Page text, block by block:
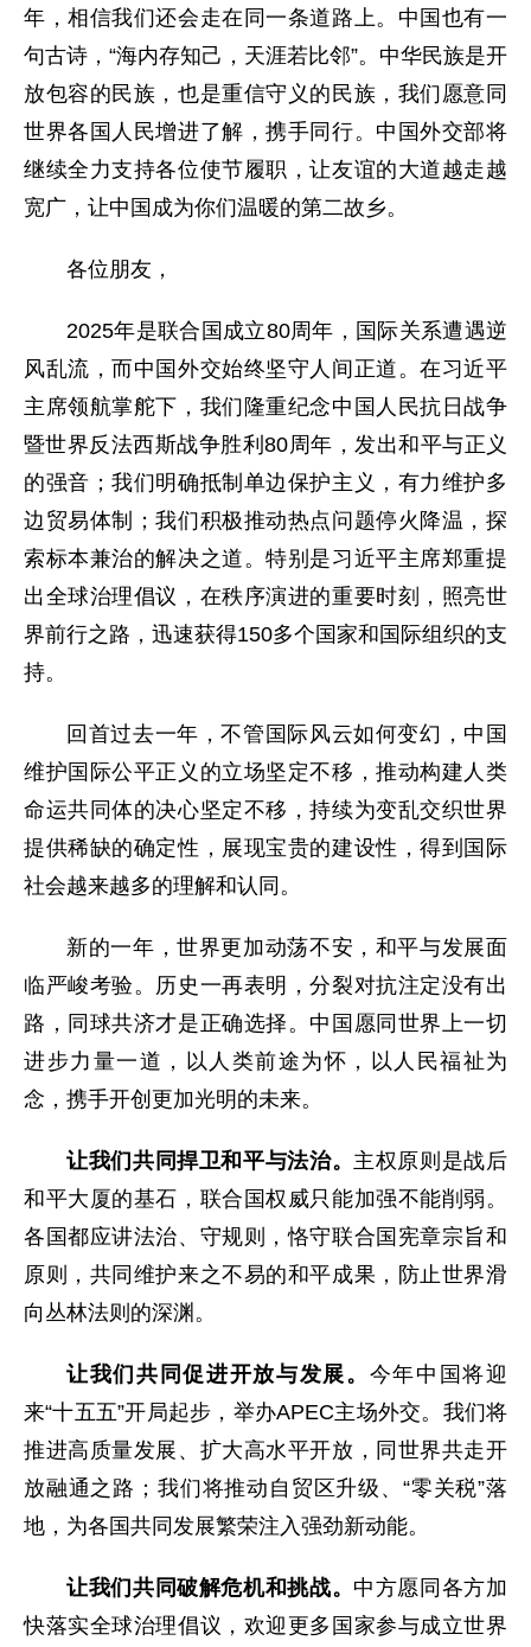
年，相信我们还会走在同一条道路上。中国也有一
句古诗，“海内存知己，天涯若比邻”。中华民族是开
放包容的民族，也是重信守义的民族，我们愿意同
世界各国人民增进了解，携手同行。中国外交部将
继续全力支持各位使节履职，让友谊的大道越走越
宽广，让中国成为你们温暖的第二故乡。
各位朋友，
2025年是联合国成立80周年，国际关系遭遇逆
风乱流，而中国外交始终坚守人间正道。在习近平
主席领航掌舵下，我们隆重纪念中国人民抗日战争
暨世界反法西斯战争胜利80周年，发出和平与正义
的强音；我们明确抵制单边保护主义，有力维护多
边贸易体制；我们积极推动热点问题停火降温，探
索标本兼治的解决之道。特别是习近平主席郑重提
出全球治理倡议，在秩序演进的重要时刻，照亮世
界前行之路，迅速获得150多个国家和国际组织的支
持。
回首过去一年，不管国际风云如何变幻，中国
维护国际公平正义的立场坚定不移，推动构建人类
命运共同体的决心坚定不移，持续为变乱交织世界
提供稀缺的确定性，展现宝贵的建设性，得到国际
社会越来越多的理解和认同。
新的一年，世界更加动荡不安，和平与发展面
临严峻考验。历史一再表明，分裂对抗注定没有出
路，同球共济才是正确选择。中国愿同世界上一切
进步力量一道，以人类前途为怀，以人民福祉为
念，携手开创更加光明的未来。
让我们共同捍卫和平与法治。 主权原则是战后
和平大厦的基石，联合国权威只能加强不能削弱。
各国都应讲法治、守规则，恪守联合国宪章宗旨和
原则，共同维护来之不易的和平成果，防止世界滑
向丛林法则的深渊。
让我们共同促进开放与发展。 今年中国将迎
来“十五五”开局起步，举办APEC主场外交。我们将
推进高质量发展、扩大高水平开放，同世界共走开
放融通之路；我们将推动自贸区升级、“零关税”落
地，为各国共同发展繁荣注入强劲新动能。
让我们共同破解危机和挑战。 中方愿同各方加
快落实全球治理倡议，欢迎更多国家参与成立世界